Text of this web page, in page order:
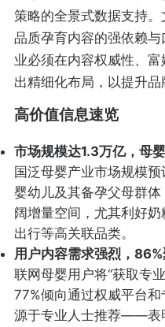
策略的全景式数据支持
品质孕育内容的强依赖
业必须在内容权威性、
出精细化布局，以提升品
高价值信息速览
市场规模达1.3万亿，母
国泛母婴产业市场规模
婴幼儿及其备孕父母群
阔增量空间，尤其利好
出行等高关联品类。
用户内容需求强烈，
联网母婴用户将“获取专
77%倾向通过权威平台
源于专业人士推荐——表